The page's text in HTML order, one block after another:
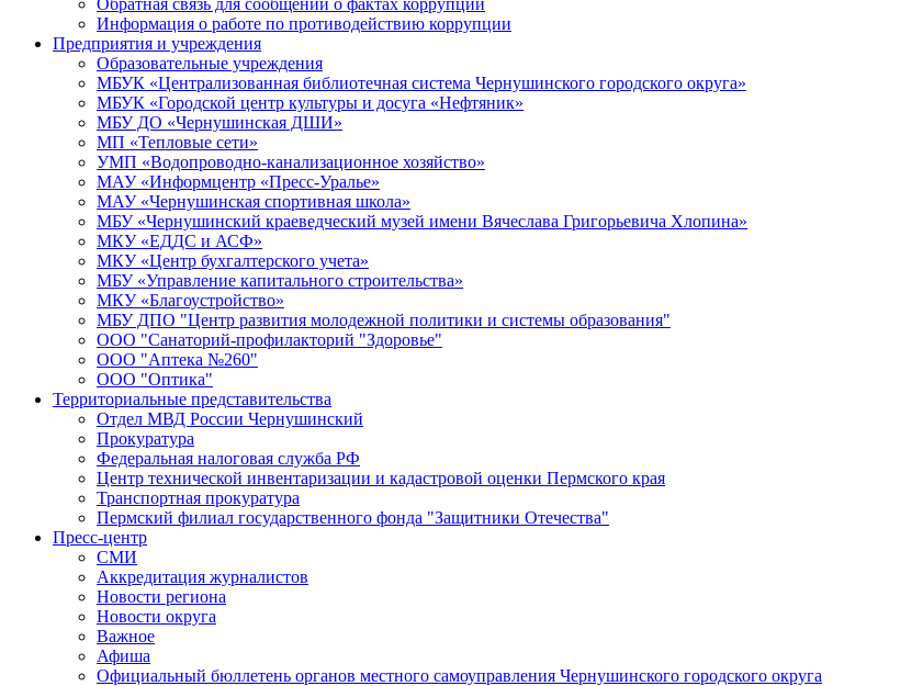
Обратная связь для сообщений о фактах коррупции
Информация о работе по противодействию коррупции
Предприятия и учреждения
Образовательные учреждения
МБУК «Централизованная библиотечная система Чернушинского городского округа»
МБУК «Городской центр культуры и досуга «Нефтяник»
МБУ ДО «Чернушинская ДШИ»
МП «Тепловые сети»
УМП «Водопроводно-канализационное хозяйство»
МАУ «Информцентр «Пресс-Уралье»
МАУ «Чернушинская спортивная школа»
МБУ «Чернушинский краеведческий музей имени Вячеслава Григорьевича Хлопина»
МКУ «ЕДДС и АСФ»
МКУ «Центр бухгалтерского учета»
МБУ «Управление капитального строительства»
МКУ «Благоустройство»
МБУ ДПО "Центр развития молодежной политики и системы образования"
ООО "Санаторий-профилакторий "Здоровье"
ООО "Аптека №260"
ООО "Оптика"
Территориальные представительства
Отдел МВД России Чернушинский
Прокуратура
Федеральная налоговая служба РФ
Центр технической инвентаризации и кадастровой оценки Пермского края
Транспортная прокуратура
Пермский филиал государственного фонда "Защитники Отечества"
Пресс-центр
СМИ
Аккредитация журналистов
Новости региона
Новости округа
Важное
Афиша
Официальный бюллетень органов местного самоуправления Чернушинского городского округа